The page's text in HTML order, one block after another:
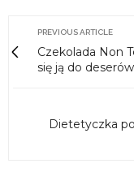
PREVIOUS ARTICLE
Czekolada Non
się ją do
Dietetyczka